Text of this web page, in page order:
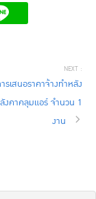
รเสนอราคาจ้างทำหลัง
ลังคาคลุมแอร์ จำนวน 1
งาน